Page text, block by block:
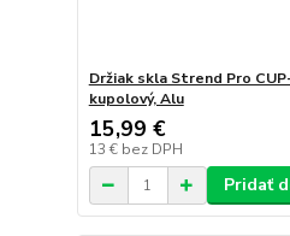
Držiak skla Strend Pro
kupolový, Alu
15,99 €
13 € bez DPH
Pridať